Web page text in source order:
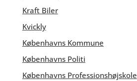
Kraft Biler
Kvickly
Københavns Kommune
Københavns Politi
Københavns Professionshøjskole